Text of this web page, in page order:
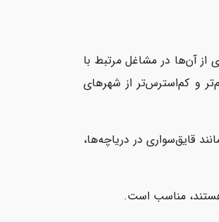
از آن‌ها در مشاغل مرتبط با
و کم‌استرس‌تر از شهرهای
قایق‌سواری در دریاچه‌ها،
هستند، مناسب است.